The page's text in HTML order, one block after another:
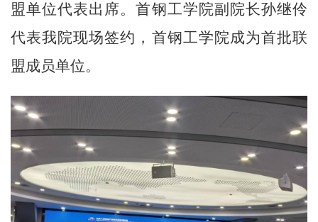
盟单位代表出席。首钢工学院副院长孙继伶
代表我院现场签约，首钢工学院成为首批联
盟成员单位。